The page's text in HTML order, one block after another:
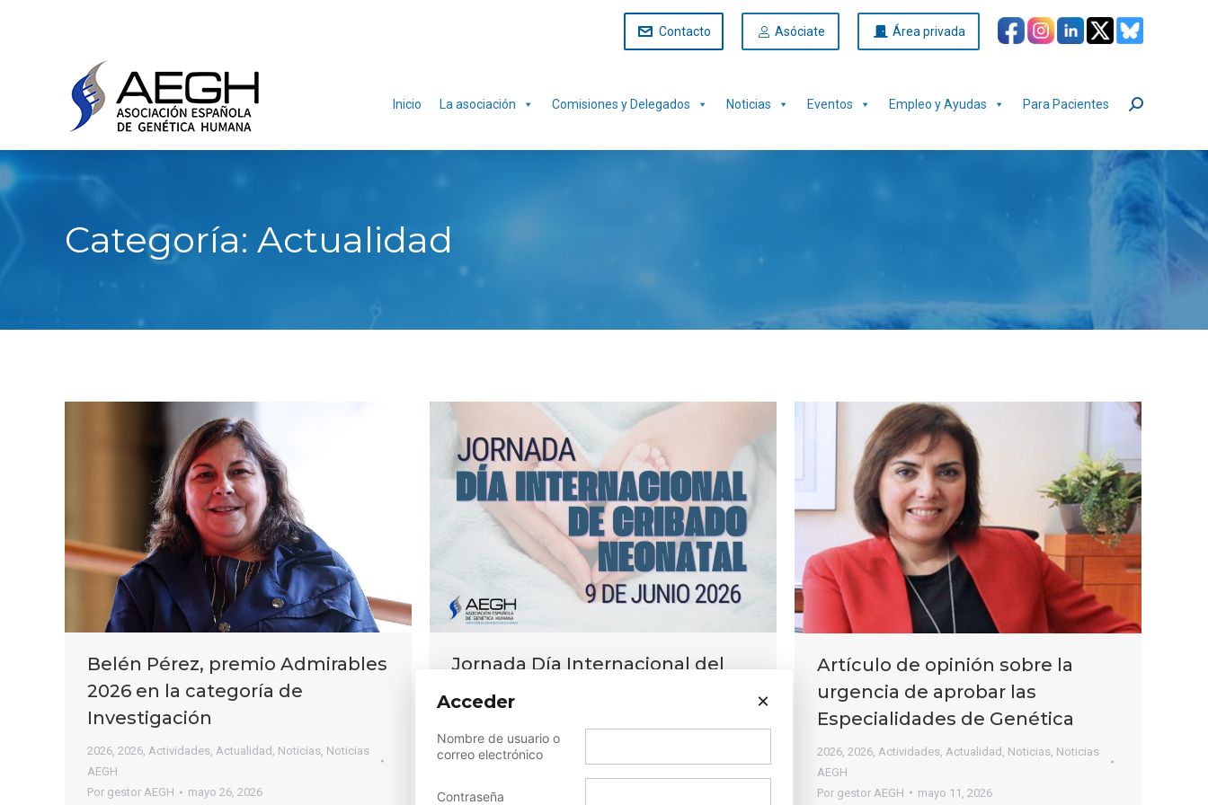
Contacto Asóciate Área privada
Inicio La asociación Comisiones y Delegados Noticias Eventos Empleo y Ayudas Para Pacientes Buscar:
Categoría: Actualidad
Belén Pérez, premio Admirables
2026 en la categoría de
Investigación
2026, 2026, Actividades, Actualidad , Noticias, Noticias
AEGH
Por gestor AEGH mayo 26, 2026
Jornada Día Internacional del
Cribado Neonatal, Comisión de
2026 ,2026,Actividades
AEGH
Artículo de opinión sobre la
urgencia de aprobar las
Especialidades de Genética
2026 2026 Actividades Actualidad Noticias Noticias
AEGH
Por gestor AEGH mayo 11, 2026
Acceder ×
Nombre de usuario o
correo electrónico
Contraseña